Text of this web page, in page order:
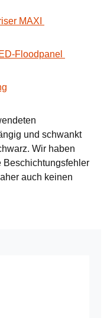
MAXI
Floodpanel
und schwankt
Wir haben
Beschichtungsfehler
auch keinen